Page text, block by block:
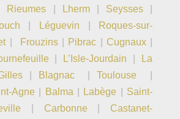
Rieumes Lherm| Seysses
Léguevin
Roques-sur-
| Frouzins| Pibrac Cugnaux|
| L’Isle-Jourdain
La
| Blagnac|Toulouse
Agne| Balma Labège
Saint-
| Carbonne|Castanet-